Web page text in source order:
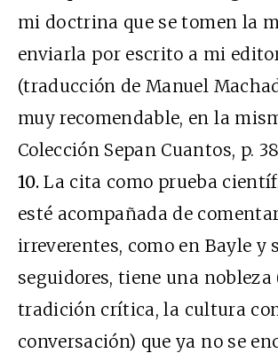
mi doctrina que se tomen la
enviarla por escrito a mi
(traducción de Manuel
muy recomendable, en la
Colección Sepan Cuantos, p.
10. La cita como prueba
esté acompañada de
irreverentes, como en Bayle y
seguidores, tiene una nobleza
tradición crítica, la cultura
conversación) que ya no se